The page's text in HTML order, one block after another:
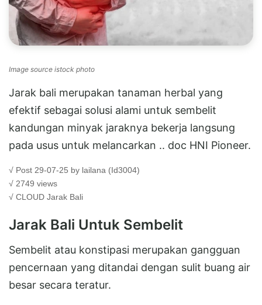
Image source istock photo
Jarak bali merupakan tanaman herbal yang
efektif sebagai solusi alami untuk sembelit
kandungan minyak jaraknya bekerja langsung
pada usus untuk melancarkan .. doc HNI Pioneer.
√ Post 29-07-25 by lailana (Id3004)
√ 2749 views
√ CLOUD Jarak Bali
Jarak Bali Untuk Sembelit
Sembelit atau konstipasi merupakan gangguan
pencernaan yang ditandai dengan sulit buang air
besar secara teratur.